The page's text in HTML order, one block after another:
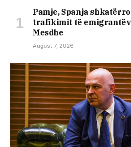
Pamje, Spanja
trafikimit të
Mesdhe
August 7, 2026